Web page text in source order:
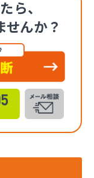
ら、
せんか？